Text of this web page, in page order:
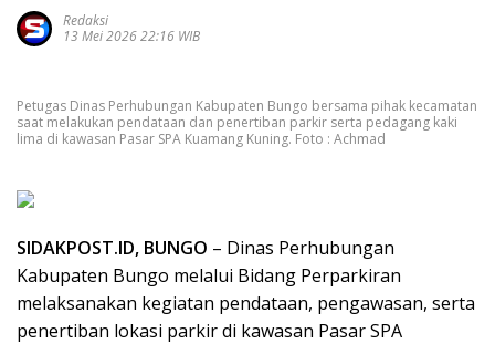
Redaksi
13 Mei 2026 22:16 WIB
Petugas Dinas Perhubungan Kabupaten Bungo bersama pihak kecamatan
saat melakukan pendataan dan penertiban parkir serta pedagang kaki
lima di kawasan Pasar SPA Kuamang Kuning. Foto : Achmad
SIDAKPOST.ID, BUNGO – Dinas Perhubungan
Kabupaten Bungo melalui Bidang Perparkiran
melaksanakan kegiatan pendataan, pengawasan, serta
penertiban lokasi parkir di kawasan Pasar SPA